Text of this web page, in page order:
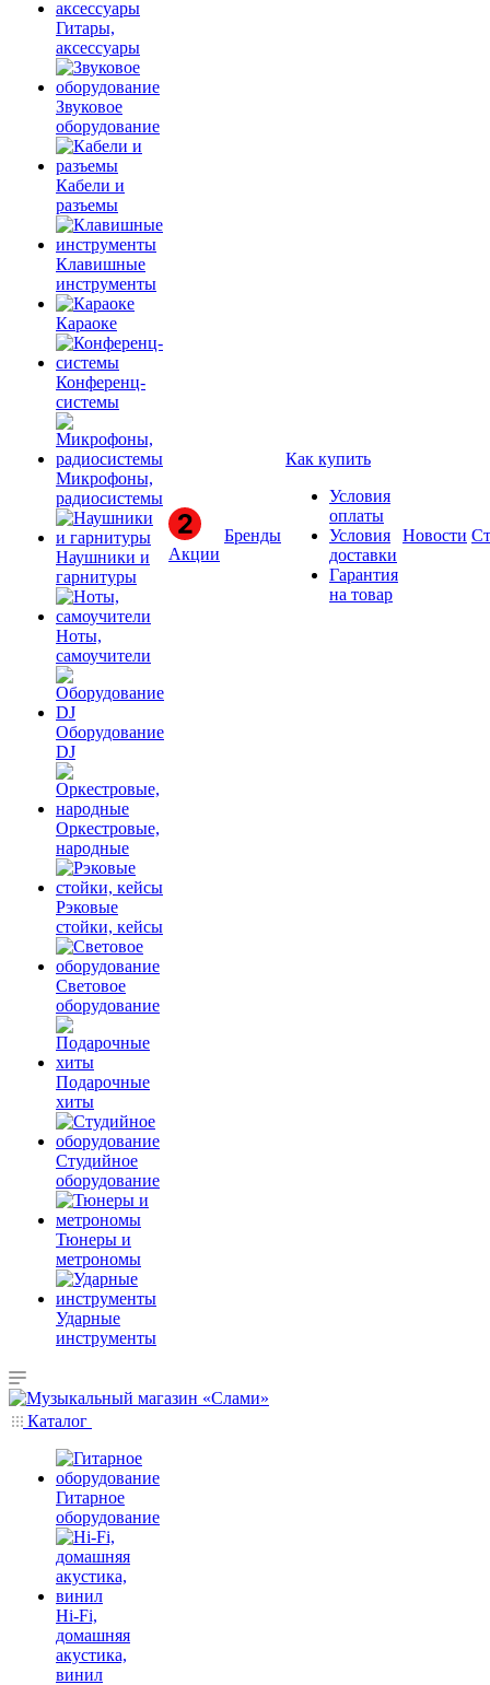
Гитары,
аксессуары
Звуковое
оборудование
Кабели и
разъемы
Клавишные
инструменты
Караоке
Конференц-
системы
Микрофоны,
радиосистемы
Наушники и
гарнитуры
Ноты,
самоучители
Оборудование
DJ
Оркестровые,
народные
Рэковые
стойки, кейсы
Световое
оборудование
Подарочные
хиты
Студийное
оборудование
Тюнеры и
метрономы
Ударные
инструменты
Акции
Бренды
Как купить
Условия
оплаты
Условия
доставки
Гарантия
на товар
Новости
Каталог
Гитарное
оборудование
Hi-Fi,
домашняя
акустика,
винил